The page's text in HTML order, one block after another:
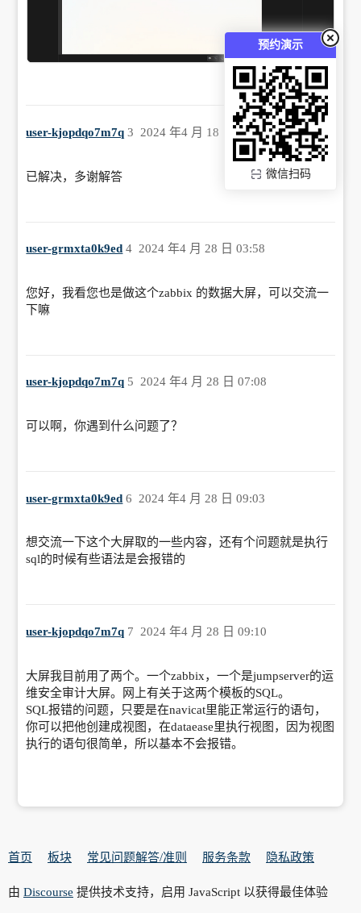
预约演示
微信扫码
user-kjopdqo7m7q 2024 年4 月 18 日 05:44
3
已解决，多谢解答
user-grmxta0k9ed 2024 年4 月 28 日 03:58
4
您好，我看您也是做这个zabbix 的数据大屏，可以交流一
下嘛
user-kjopdqo7m7q 2024 年4 月 28 日 07:08
5
可以啊，你遇到什么问题了？
user-grmxta0k9ed 2024 年4 月 28 日 09:03
6
想交流一下这个大屏取的一些内容，还有个问题就是执行
sql的时候有些语法是会报错的
user-kjopdqo7m7q 2024 年4 月 28 日 09:10
7
大屏我目前用了两个。一个zabbix，一个是jumpserver的运
维安全审计大屏。网上有关于这两个模板的SQL。
SQL报错的问题，只要是在navicat里能正常运行的语句，
你可以把他创建成视图，在dataease里执行视图，因为视图
执行的语句很简单，所以基本不会报错。
首页 板块 常见问题解答/准则 服务条款 隐私政策
由 Discourse 提供技术支持，启用 JavaScript 以获得最佳体验